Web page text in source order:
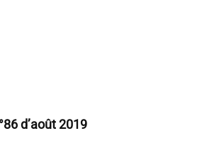
d’août 2019